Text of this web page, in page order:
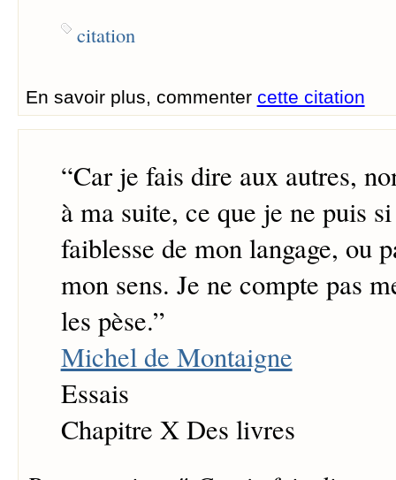
citation
En savoir plus, commenter cette citation
“Car je fais dire aux autres,
à ma suite, ce que je ne puis
faiblesse de mon langage, ou
mon sens. Je ne compte pas
les pèse.”
Michel de Montaigne
Essais
Chapitre X Des livres